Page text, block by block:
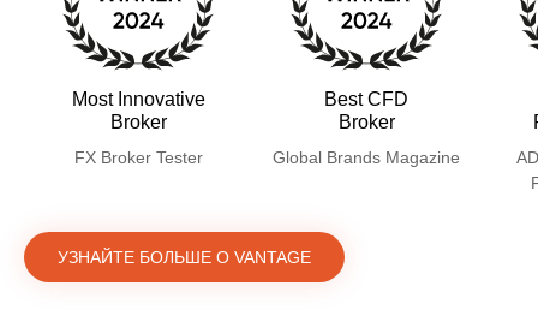
Most Innovative
Broker
FX Broker Tester
Best CFD
Broker
Global Brands Magazine
УЗНАЙТЕ БОЛЬШЕ О VANTAGE